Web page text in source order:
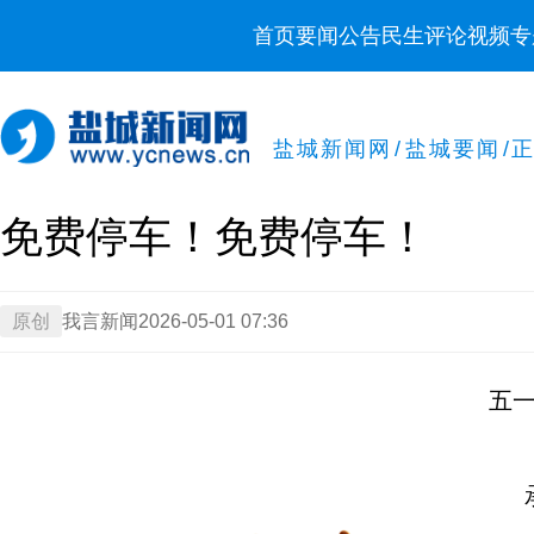
首页要闻公告民生评论视频
盐城新闻网 / 盐城要闻 /
免费停车！免费停车！
原创 我言新闻 2026-05-01 07:36
五